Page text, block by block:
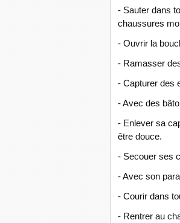
- Sauter dans
chaussures
- Ouvrir la
- Ramasser
- Capturer des
- Avec des
- Enlever sa
être douce.
- Secouer ses
- Avec son
- Courir dans
- Rentrer au